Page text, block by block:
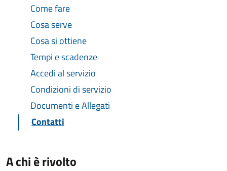
Come fare
Cosa serve
Cosa si ottiene
Tempi e scadenze
Accedi al servizio
Condizioni di servizio
Documenti e Allegati
Contatti
A chi è rivolto